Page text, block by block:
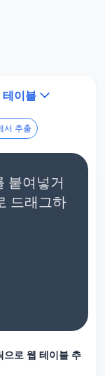
이블
서 추출
붙여넣거
드래그하
으로 웹 테이블 추